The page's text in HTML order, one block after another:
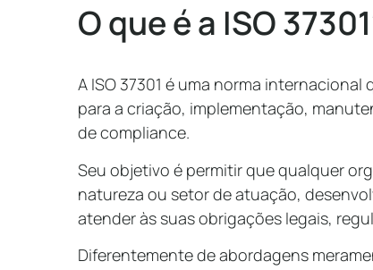
O que é a ISO
A ISO 37301 é uma norma
para a criação, implementação,
de compliance.
Seu objetivo é permitir que qualquer
natureza ou setor de atuação,
atender às suas obrigações legais,
Diferentemente de abordagens